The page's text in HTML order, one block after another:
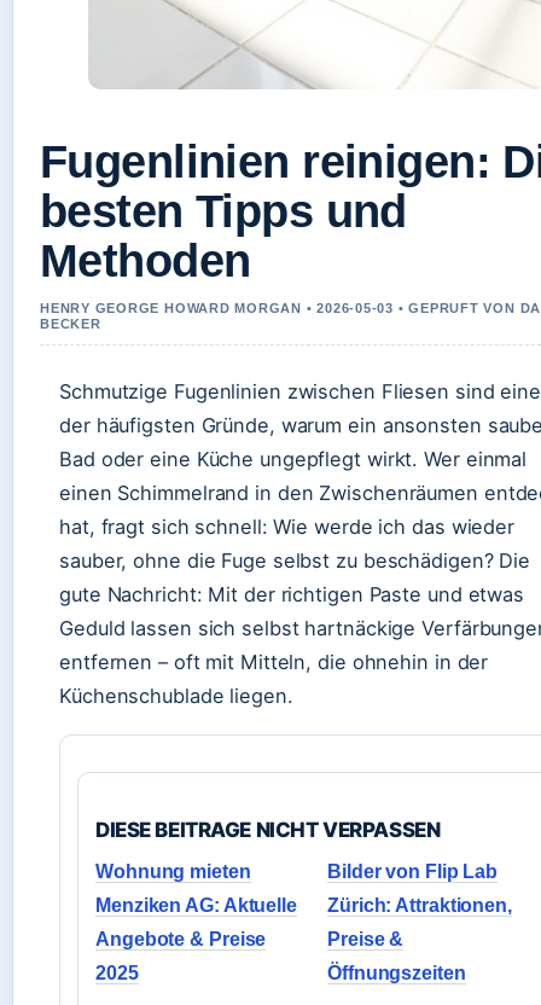
Fugenlinien reinigen:
besten Tipps und
Methoden
HENRY GEORGE HOWARD MORGAN • 2026-05-03 • GEPRUFT VON
BECKER
Schmutzige Fugenlinien zwischen Fliesen sind
der häufigsten Gründe, warum ein ansonsten
Bad oder eine Küche ungepflegt wirkt. Wer einmal
einen Schimmelrand in den Zwischenräumen
hat, fragt sich schnell: Wie werde ich das wieder
sauber, ohne die Fuge selbst zu beschädigen? Die
gute Nachricht: Mit der richtigen Paste und etwas
Geduld lassen sich selbst hartnäckige
entfernen – oft mit Mitteln, die ohnehin in der
Küchenschublade liegen.
DIESE BEITRAGE NICHT VERPASSEN
Wohnung mieten
Menziken AG: Aktuelle
Angebote & Preise
2025
Bilder von Flip Lab
Zürich: Attraktionen,
Preise &
Öffnungszeiten